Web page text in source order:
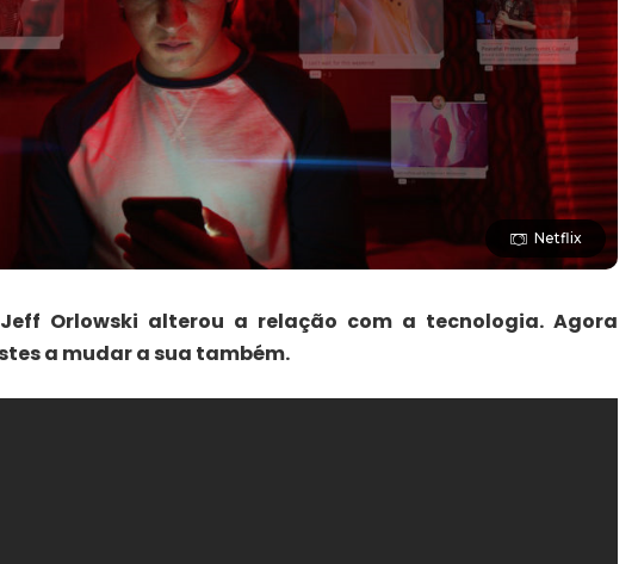
Netflix
Orlowski alterou a relação com a tecnologia. Agora
a mudar a sua também.